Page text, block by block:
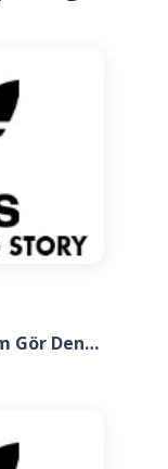
Gör Den